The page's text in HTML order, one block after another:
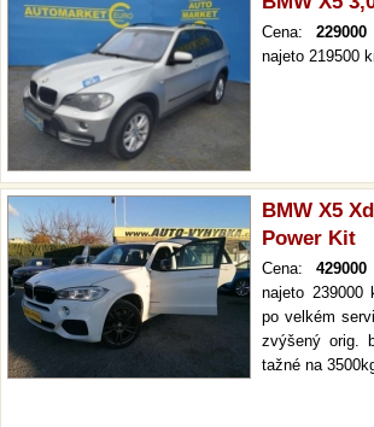
Cena: 229000
najeto 219500
BMW X5
Power Kit
Cena: 429000
najeto 239000
po velkém
zvýšený orig.
tažné na